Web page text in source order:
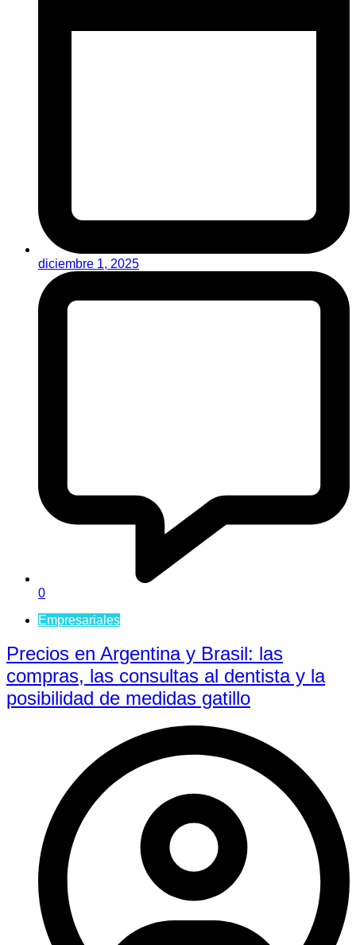
diciembre 1, 2025
0
Empresariales
Precios en Argentina y Brasil: las
compras, las consultas al dentista y la
posibilidad de medidas gatillo